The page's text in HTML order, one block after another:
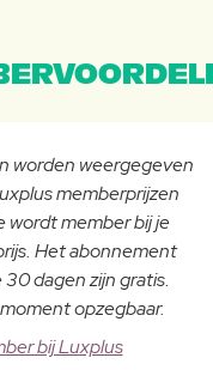
worden weergegeven
memberprijzen
wordt member bij je
Het abonnement
dagen zijn gratis.
opzegbaar.
bij Luxplus